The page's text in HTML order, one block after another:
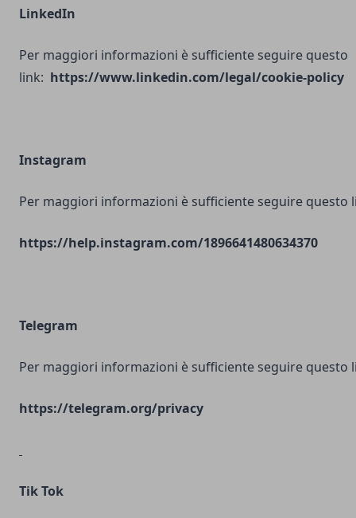
LinkedIn
Per maggiori informazioni è sufficiente seguire questo
link: https://www.linkedin.com/legal/cookie-policy
Instagram
Per maggiori informazioni è sufficiente seguire questo
https://help.instagram.com/1896641480634370
Telegram
Per maggiori informazioni è sufficiente seguire questo
https://telegram.org/privacy
Tik Tok